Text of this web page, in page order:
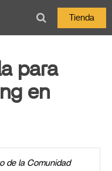
Tienda
para
en
de la Comunidad